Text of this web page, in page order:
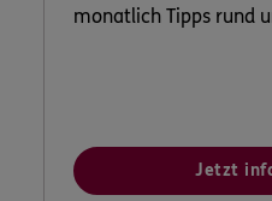
monatlich Tipps rund
Jetzt